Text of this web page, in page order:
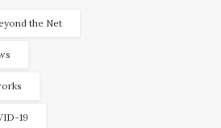
the Net
19